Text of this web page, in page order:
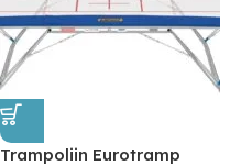
Trampoliin Eurotramp